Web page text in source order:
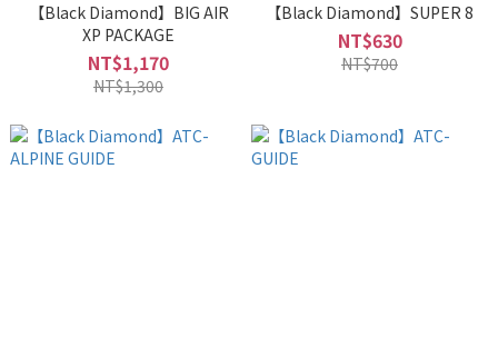
【Black Diamond】BIG AIR
XP PACKAGE
NT$1,170
NT$1,300
【Black Diamond】SUPER 8
NT$630
NT$700